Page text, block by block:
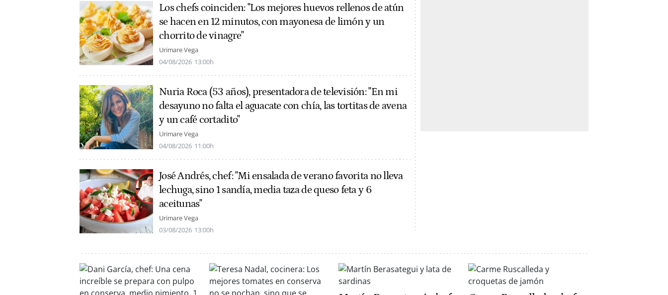
Los chefs coinciden: "Los mejores huevos rellenos de atún
se hacen en 12 minutos, con mayonesa de limón y un
chorrito de vinagre"
Urimare Vega
04/08/2026 13:00h
Nuria Roca (53 años), presentadora de televisión: "En mi
desayuno no falta el aguacate con chía, las tortitas de avena
y un café cortadito"
Urimare Vega
04/08/2026 11:00h
José Andrés, chef: "Mi ensalada de verano favorita no lleva
lechuga, sino 1 sandía, media taza de queso feta y 6
aceitunas"
Urimare Vega
03/08/2026 13:00h